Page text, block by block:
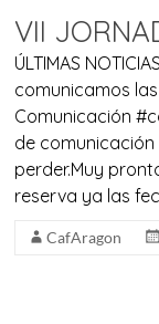
VII
ÚLTIMAS
comunicamos
Comunicación
de
perder.Muy
reserva ya las
CafAragon